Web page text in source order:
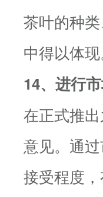
茶叶的种
中得以体现
14、进行
在正式推
意见。通
接受程度